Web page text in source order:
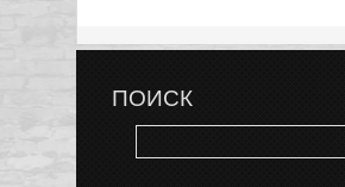
ПОИСК